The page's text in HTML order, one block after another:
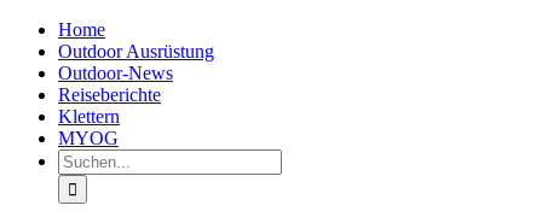
Zum
Inhalt
springen
Facebook
InstagramHome
Outdoor Ausrüstung
Outdoor-News
Reiseberichte
Klettern
MYOG
Suche
nach: